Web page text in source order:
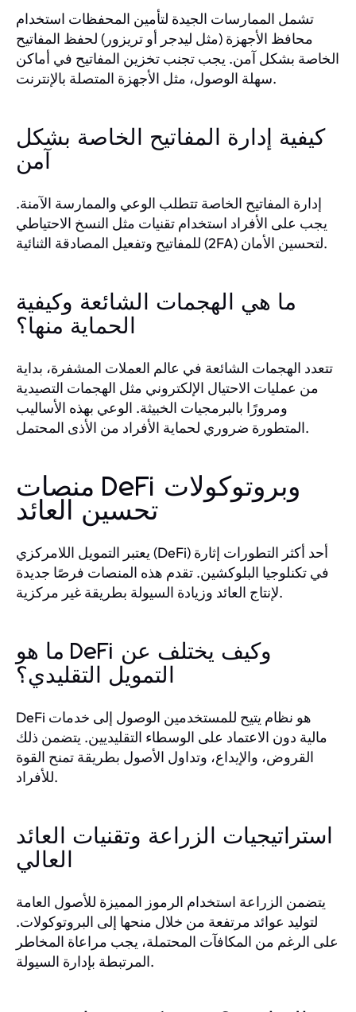
تشمل الممارسات الجيدة لتأمين المحفظات استخدام
محافظ الأجهزة (مثل ليدجر أو تريزور) لحفظ المفاتيح
الخاصة بشكل آمن. يجب تجنب تخزين المفاتيح في أماكن
سهلة الوصول، مثل الأجهزة المتصلة بالإنترنت.
كيفية إدارة المفاتيح الخاصة بشكل
آمن
إدارة المفاتيح الخاصة تتطلب الوعي والممارسة الآمنة.
يجب على الأفراد استخدام تقنيات مثل النسخ الاحتياطي
للمفاتيح وتفعيل المصادقة الثنائية (2FA) لتحسين الأمان.
ما هي الهجمات الشائعة وكيفية
الحماية منها؟
تتعدد الهجمات الشائعة في عالم العملات المشفرة، بداية
من عمليات الاحتيال الإلكتروني مثل الهجمات التصيدية
ومرورًا بالبرمجيات الخبيثة. الوعي بهذه الأساليب
المتطورة ضروري لحماية الأفراد من الأذى المحتمل.
منصات DeFi وبروتوكولات
تحسين العائد
يعتبر التمويل اللامركزي (DeFi) أحد أكثر التطورات إثارة
في تكنلوجيا البلوكشين. تقدم هذه المنصات فرصًا جديدة
لإنتاج العائد وزيادة السيولة بطريقة غير مركزية.
ما هو DeFi وكيف يختلف عن
التمويل التقليدي؟
DeFi هو نظام يتيح للمستخدمين الوصول إلى خدمات
مالية دون الاعتماد على الوسطاء التقليديين. يتضمن ذلك
القروض، والإيداع، وتداول الأصول بطريقة تمنح القوة
للأفراد.
استراتيجيات الزراعة وتقنيات العائد
العالي
يتضمن الزراعة استخدام الرموز المميزة للأصول العامة
لتوليد عوائد مرتفعة من خلال منحها إلى البروتوكولات.
على الرغم من المكافآت المحتملة، يجب مراعاة المخاطر
المرتبطة بإدارة السيولة.